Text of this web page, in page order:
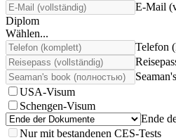
E-Mail
Diplom
Wählen...
Telefon
USA-Visum
Schengen-Visum
Ende
Nur mit bestandenen CES-Tests